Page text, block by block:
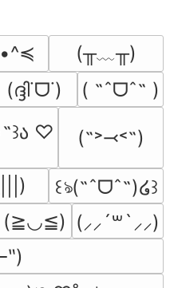
(╥﹏╥)
(ദ്ദി˙ᗜ˙) ( ˶ˆᗜˆ˵ )
♡ (˶˃⤙˂˶)
꒰ঌ(˶ˆᗜˆ˵)໒꒱
(≧◡≦) (⸝⸝´꒳`⸝⸝)